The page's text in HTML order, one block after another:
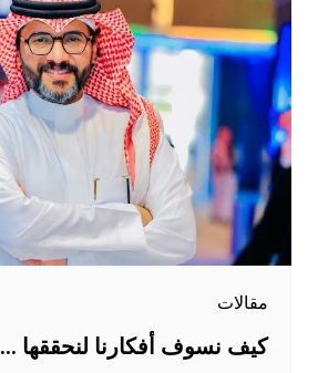
مقالات
كيف نسوف أفكارنا لنحققها …